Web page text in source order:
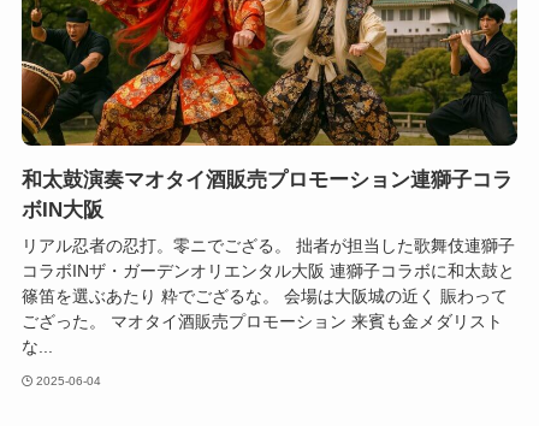
和太鼓演奏マオタイ酒販売プロモーション連獅子コラ
ボIN大阪
リアル忍者の忍打。零ニでござる。 拙者が担当した歌舞伎連獅子
コラボINザ・ガーデンオリエンタル大阪 連獅子コラボに和太鼓と
篠笛を選ぶあたり 粋でござるな。 会場は大阪城の近く 賑わって
ござった。 マオタイ酒販売プロモーション 来賓も金メダリスト
な...
2025-06-04